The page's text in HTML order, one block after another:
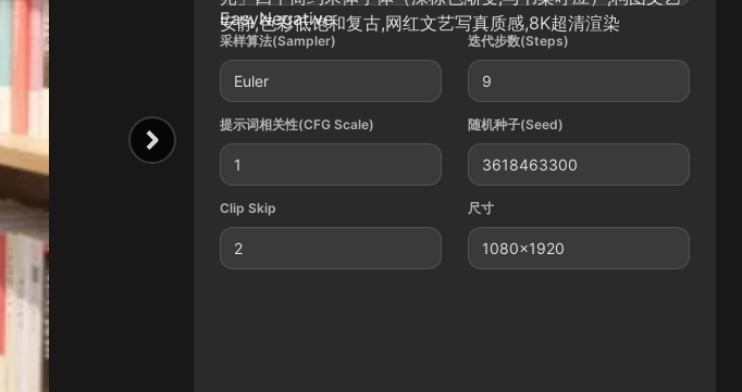
安静,色彩低饱和复古,网红文艺写真质感,8K超清渲染
EasyNegative
采样算法(Sampler)
Euler
迭代步数(Steps)
9
提示词相关性(CFG Scale)
1
随机种子(Seed)
3618463300
Clip Skip
2
尺寸
1080x1920